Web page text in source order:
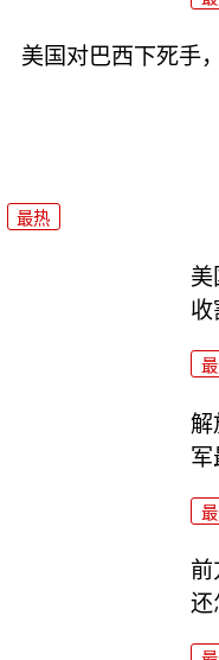
美国对巴西下死手
最热
美
收
解
军
前
还